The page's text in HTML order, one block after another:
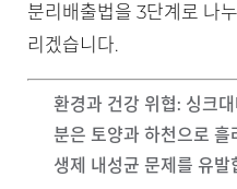
분리배출법을 3단계로 나
리겠습니다.
환경과 건강 위협: 싱크
분은 토양과 하천으로
생제 내성균 문제를 유발